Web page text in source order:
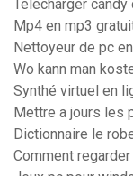
Telecharger
Mp4 en mp3
Nettoyeur de pc
Wo kann man
Synthé virtuel en
Mettre a jours les
Dictionnaire le
Comment